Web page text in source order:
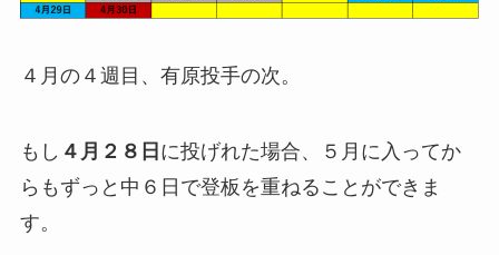
４月の４週目、有原投手の次。
もし ４月２８日 に投げれた場合、５月に入ってか
らもずっと中６日で登板を重ねることができま
す。